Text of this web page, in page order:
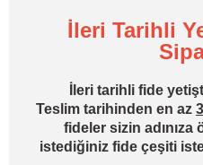
İleri Tarihli
İleri tarihli fide
Teslim tarihinden en az
fideler sizin
istediğiniz fide çeşiti